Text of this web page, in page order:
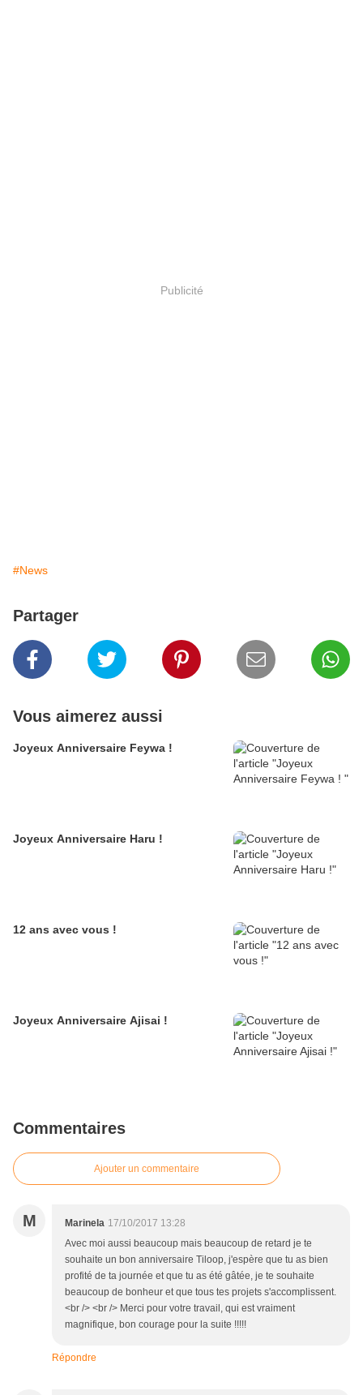
Publicité
#News
Partager
Vous aimerez aussi
Joyeux Anniversaire Feywa !
Joyeux Anniversaire Haru !
12 ans avec vous !
Joyeux Anniversaire Ajisai !
Commentaires
Ajouter un commentaire
M Marinela 17/10/2017 13:28
Avec moi aussi beaucoup mais beaucoup de retard je te
souhaite un bon anniversaire Tiloop, j'espère que tu as bien
profité de ta journée et que tu as été gâtée, je te souhaite
beaucoup de bonheur et que tous tes projets s'accomplissent.
<br /> <br /> Merci pour votre travail, qui est vraiment
magnifique, bon courage pour la suite !!!!!
Répondre